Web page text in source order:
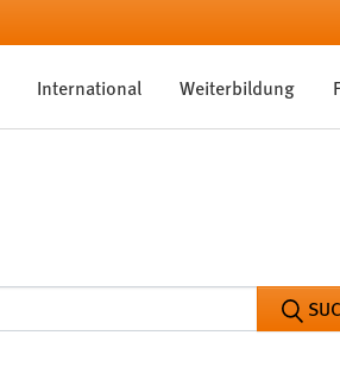
International Weiterbildung